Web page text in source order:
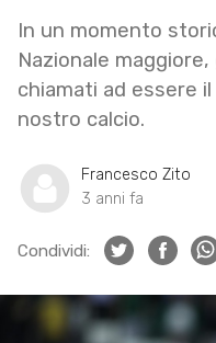
In un momento
Nazionale maggiore,
chiamati ad essere
nostro calcio.
Francesco Zito
3 anni fa
Condividi: